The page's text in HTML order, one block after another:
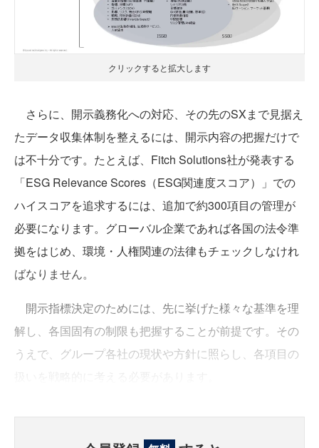
クリックすると拡大します
さらに、開示義務化への対応、その先のSXまで見据え
たデータ収集体制を整えるには、開示内容の把握だけで
は不十分です。たとえば、Fitch Solutions社が発表する
「ESG Relevance Scores（ESG関連度スコア）」での
ハイスコアを追求するには、追加で約300項目の管理が
必要になります。グローバル企業であれば各国の法令準
拠をはじめ、環境・人権関連の法律もチェックしなけれ
ばなりません。
開示指標決定のためには、先に挙げた様々な基準を理
解し、各国固有の制限も把握することが前提です。その
うえで、グループ各社の現状や方針に照らし、各項目の